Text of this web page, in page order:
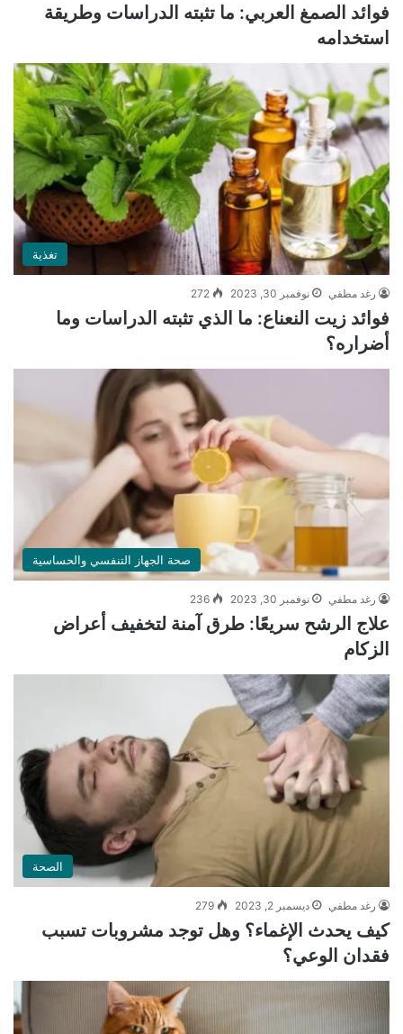
فوائد الصمغ العربي: ما تثبته الدراسات وطريقة
استخدامه
تغذية
رغد مطفي نوفمبر 30, 2023 272
فوائد زيت النعناع: ما الذي تثبته الدراسات وما
أضراره؟
صحة الجهاز التنفسي والحساسية
رغد مطفي نوفمبر 30, 2023 236
علاج الرشح سريعًا: طرق آمنة لتخفيف أعراض
الزكام
الصحة
رغد مطفي ديسمبر 2, 2023 279
كيف يحدث الإغماء؟ وهل توجد مشروبات تسبب
فقدان الوعي؟